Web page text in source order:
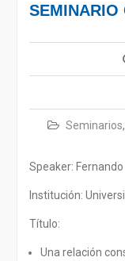
SEMINARIO
Seminarios,
Speaker:
Institución:
Título:
Una relación